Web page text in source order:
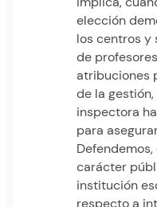
elección
los centros y
de
atribuciones
de la
inspectora
para
carácter
institución
respecto a